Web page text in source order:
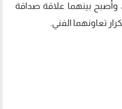
وأصبح بينهما علاقة صداقة
تعاونهما الفني.